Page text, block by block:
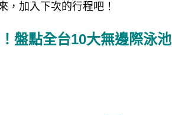
，加入下次的行程吧！
盤點全台10大無邊際泳池